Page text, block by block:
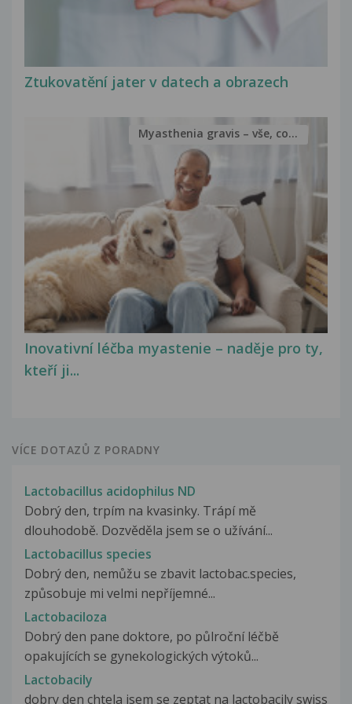
Ztukovatění jater v datech a obrazech
Inovativní léčba myastenie – naděje pro ty,
kteří ji...
Myasthenia gravis – vše, co...
VÍCE DOTAZŮ Z PORADNY
Lactobacillus acidophilus ND
Dobrý den, trpím na kvasinky. Trápí mě
dlouhodobě. Dozvěděla jsem se o užívání...
Lactobacillus species
Dobrý den, nemůžu se zbavit lactobac.species,
způsobuje mi velmi nepříjemné...
Lactobaciloza
Dobrý den pane doktore, po půlroční léčbě
opakujících se gynekologických výtoků...
Lactobacily
dobry den chtela jsem se zeptat na lactobacily swiss